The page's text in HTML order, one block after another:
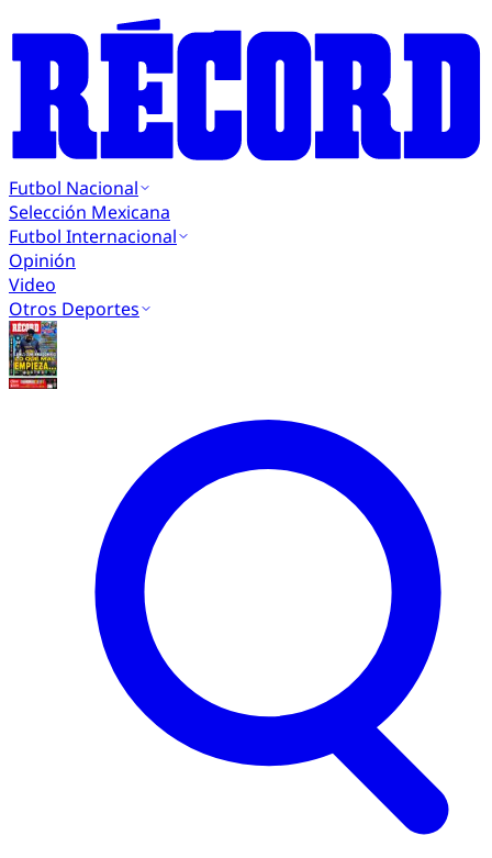
Futbol Nacional
Selección Mexicana
Futbol Internacional
Opinión
Video
Otros Deportes